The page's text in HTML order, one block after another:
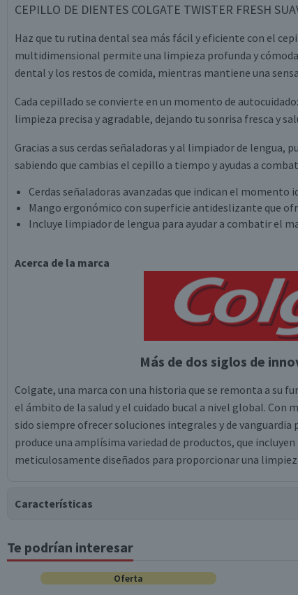
CEPILLO DE DIENTES COLGATE TWISTER FRESH
Haz que tu rutina dental sea más fácil y eficiente con el
multidimensional permite una limpieza profunda y
dental y los restos de comida, mientras mantiene una
Cada cepillado se convierte en un momento de
limpieza precisa y agradable, dejando tu sonrisa fresca y
Gracias a sus cerdas señaladoras y al limpiador de
sabiendo que cambias el cepillo a tiempo y ayudas a
Cerdas señaladoras avanzadas que indican el momento
Mango ergonómico con superficie antideslizante que
Incluye limpiador de lengua para ayudar a combatir el
Acerca de la marca
Más de dos siglos de
Colgate, una marca con una historia que se remonta a su
el ámbito de la salud y el cuidado bucal a nivel global.
sido siempre ofrecer soluciones integrales y de
produce una amplísima variedad de productos, que
meticulosamente diseñados para proporcionar una
Características
Tipo de Producto
Te podrían interesar
Oferta